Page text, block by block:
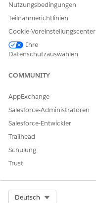
Nutzungsbedingungen
Teilnahmerichtlinien
Cookie-Voreinstellungscenter
Ihre
Datenschutzauswahlen
COMMUNITY
AppExchange
Salesforce-Administratoren
Salesforce-Entwickler
Trailhead
Schulung
Trust
Deutsch